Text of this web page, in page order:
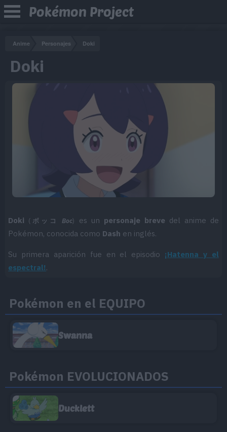
Pokémon Project
Anime Personajes Doki
Doki
Doki ( ボッコ Boc) es un personaje breve del anime de
Pokémon, conocida como Dash en inglés.
Su primera aparición fue en el episodio ¡Hatenna y el
espectral!.
Pokémon en el EQUIPO
Swanna
Pokémon EVOLUCIONADOS
Ducklett